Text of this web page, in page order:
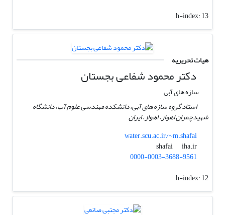
h-index:13
هیات تحریریه
دکتر محمود شفاعی بجستان
سازه های آبی
استاد گروه سازه های آبی، دانشکده مهندسی علوم آب، دانشگاه
شهیدچمران اهواز، اهواز، ایران
water.scu.ac.ir/~m.shafai
shafai
iha.ir
0000-0003-3688-9561
h-index:12